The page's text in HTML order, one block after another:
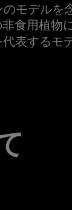
モデルを
食用植物
表するモ